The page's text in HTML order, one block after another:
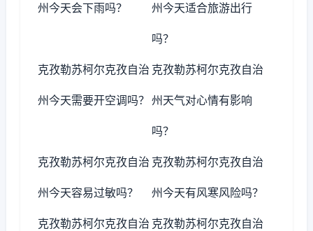
州今天会下雨吗？ 州今天适合旅游出行
吗？
克孜勒苏柯尔克孜自治
州今天需要开空调吗？
克孜勒苏柯尔克孜自治
州天气对心情有影响
吗？
克孜勒苏柯尔克孜自治
州今天容易过敏吗？
克孜勒苏柯尔克孜自治
州今天有风寒风险吗？
克孜勒苏柯尔克孜自治 克孜勒苏柯尔克孜自治